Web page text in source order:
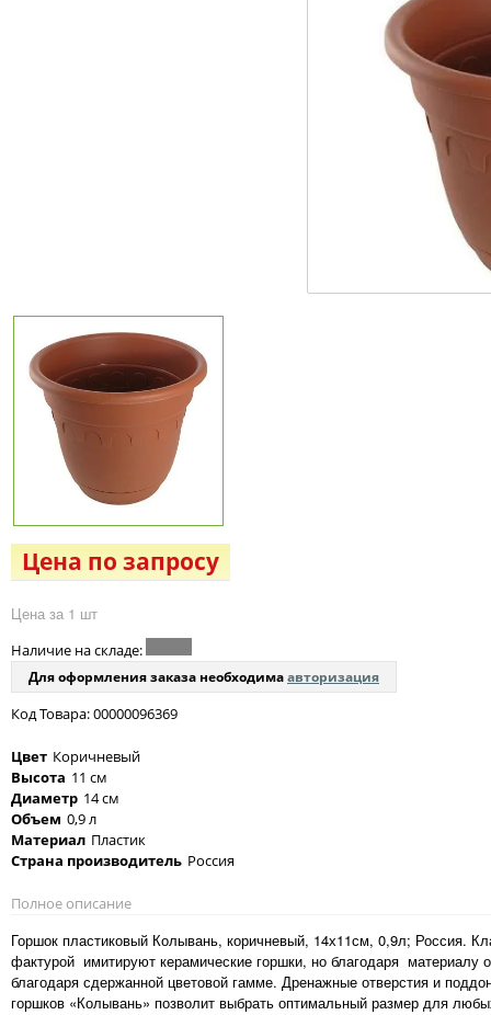
Цена по запросу
Цена за 1 шт
Наличие на складе:
Для оформления заказа необходимаавторизация
Код Товара: 00000096369
Цвет Коричневый
Высота 11 см
Диаметр 14 см
Объем 0,9 л
Материал Пластик
Страна производитель Россия
Полное описание
Горшок пластиковый Колывань, коричневый, 14х11см, 0,9л; Россия.
фактурой имитируют керамические горшки, но благодаря
благодаря сдержанной цветовой гамме. Дренажные отверстия и
горшков «Колывань» позволит выбрать оптимальный размер для